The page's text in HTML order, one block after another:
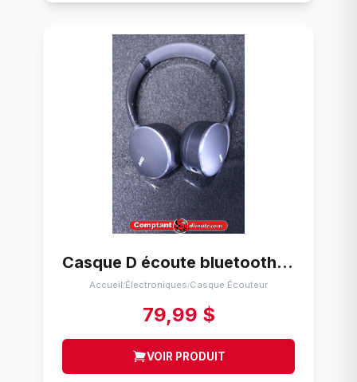
Casque D écoute bluetooth akg y500 wireless
Accueil/Électroniques/Casque Écouteur
79,99 $
VOIR PRODUIT